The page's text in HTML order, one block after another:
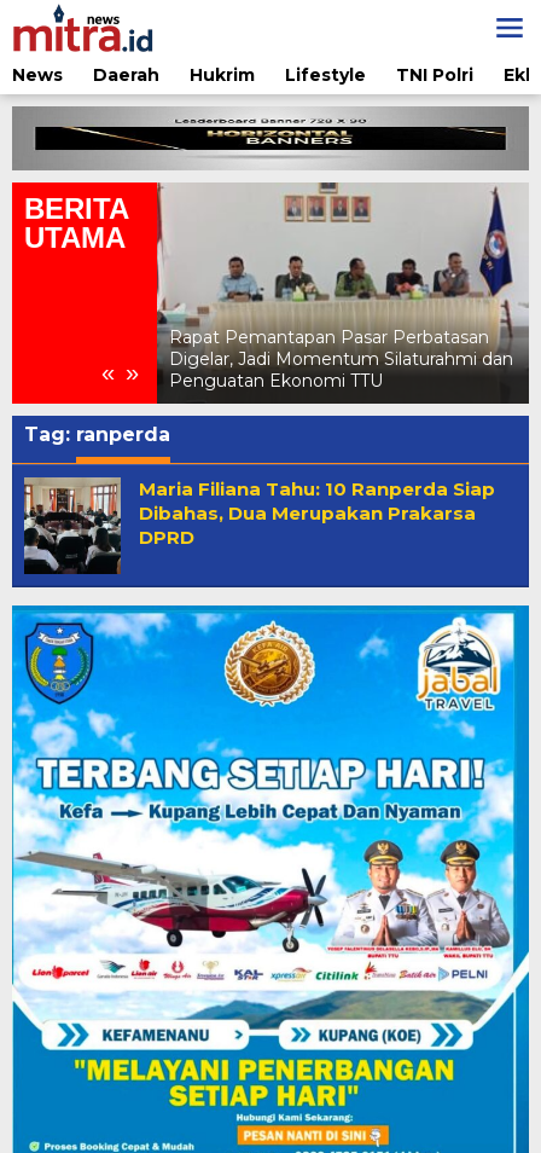
Lewati
ke
konten
News
Daerah Hukrim Lifestyle TNI Polri
BERITA
UTAMA
« »
Pertamina Edukasi Penggunaan LPG
Aman di Jambore Daerah Pramuka X
NTT 2026
Tag: ranperda
Maria Filiana Tahu: 10 Ranperda Siap
Dibahas, Dua Merupakan Prakarsa
DPRD